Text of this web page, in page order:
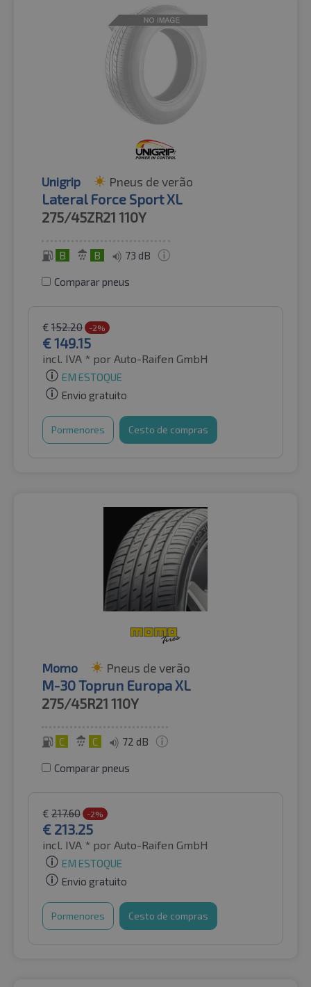
Unigrip Pneus de verão
Lateral Force Sport XL
275/45ZR21 110Y
B B 73 dB
Comparar pneus
€ 152.20 -2%
€149.15
incl. IVA * por Auto-Raifen GmbH
EM ESTOQUE
Envio gratuito
Pormenores Cesto de compras
Momo Pneus de verão
M-30 Toprun Europa XL
275/45R21 110Y
C C 72 dB
Comparar pneus
€ 217.60 -2%
€ 213.25
incl. IVA * por Auto-Raifen GmbH
EM ESTOQUE
Envio gratuito
Pormenores Cesto de compras